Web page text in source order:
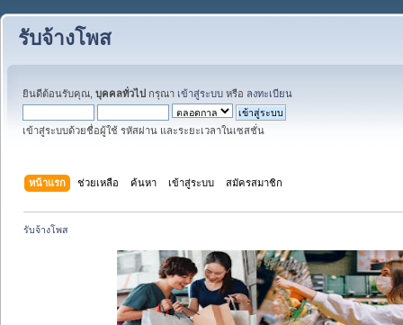
รับจ้างโพส
ยินดีต้อนรับคุณ, บุคคลทั่วไป กรุณา เข้าสู่ระบบ หรือ ลงทะเบียน
เข้าสู่ระบบด้วยชื่อผู้ใช้ รหัสผ่าน และระยะเวลาในเซสชั่น
หน้าแรก ช่วยเหลือ ค้นหา เข้าสู่ระบบ สมัครสมาชิก
รับจ้างโพส